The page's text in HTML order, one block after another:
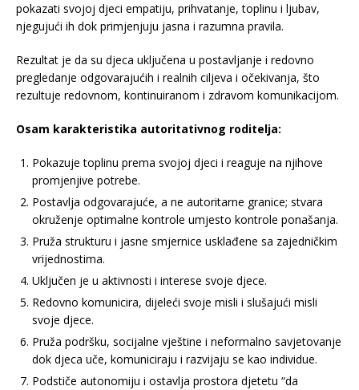
pokazati svojoj djeci empatiju, prihvatanje, toplinu i ljubav,
njegujući ih dok primjenjuju jasna i razumna pravila.
Rezultat je da su djeca uključena u postavljanje i redovno
pregledanje odgovarajućih i realnih ciljeva i očekivanja, što
rezultuje redovnom, kontinuiranom i zdravom komunikacijom.
Osam karakteristika autoritativnog roditelja:
Pokazuje toplinu prema svojoj djeci i reaguje na njihove
promjenjive potrebe.
Postavlja odgovarajuće, a ne autoritarne granice; stvara
okruženje optimalne kontrole umjesto kontrole ponašanja.
Pruža strukturu i jasne smjernice usklađene sa zajedničkim
vrijednostima.
Uključen je u aktivnosti i interese svoje djece.
Redovno komunicira, dijeleći svoje misli i slušajući misli
svoje djece.
Pruža podršku, socijalne vještine i neformalno savjetovanje
dok djeca uče, komuniciraju i razvijaju se kao individue.
Podstiče autonomiju i ostavlja prostora djetetu “da